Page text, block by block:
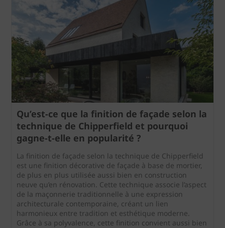
Qu’est-ce que la finition de façade selon la
technique de Chipperfield et pourquoi
gagne‑t‑elle en popularité ?
La finition de façade selon la technique de Chipperfield
est une finition décorative de façade à base de mortier,
de plus en plus utilisée aussi bien en construction
neuve qu’en rénovation. Cette technique associe l’aspect
de la maçonnerie traditionnelle à une expression
architecturale contemporaine, créant un lien
harmonieux entre tradition et esthétique moderne.
Grâce à sa polyvalence, cette finition convient aussi bien